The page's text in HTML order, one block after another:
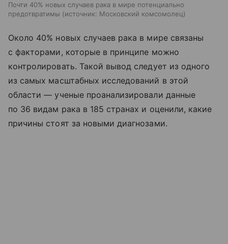
Почти 40% новых случаев рака в мире потенциально
предотвратимы
источник: Московский комсомолец
Около 40% новых случаев рака в мире связаны
с факторами, которые в принципе можно
контролировать. Такой вывод следует из одного
из самых масштабных исследований в этой
области — ученые проанализировали данные
по 36 видам рака в 185 странах и оценили, какие
причины стоят за новыми диагнозами.